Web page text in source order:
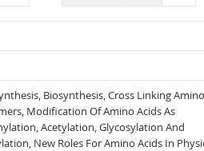
Biosynthesis, Cross Linking
Modification Of Amino Acids As
Acetylation, Glycosylation And
New Roles For Amino Acids In